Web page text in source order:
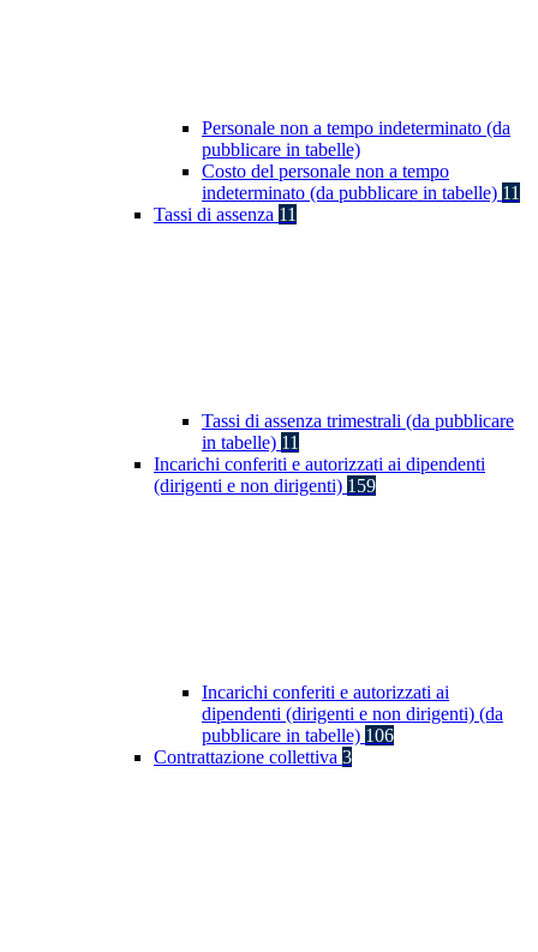
Personale non a tempo indeterminato (da
pubblicare in tabelle)
Costo del personale non a tempo
indeterminato (da pubblicare in tabelle) 11
Tassi di assenza 11
Tassi di assenza trimestrali (da pubblicare
in tabelle) 11
Incarichi conferiti e autorizzati ai dipendenti
(dirigenti e non dirigenti) 159
Incarichi conferiti e autorizzati ai
dipendenti (dirigenti e non dirigenti) (da
pubblicare in tabelle) 106
Contrattazione collettiva 3